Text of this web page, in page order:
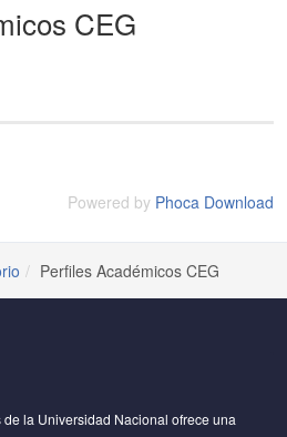
CEG
Powered by Phoca Download
Perfiles Académicos CEG
la Universidad Nacional ofrece una